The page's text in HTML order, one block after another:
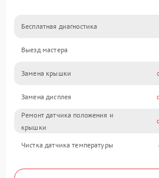
Бесплатная диагностика
Выезд мастера
Замена крышки
Замена дисплея
Ремонт датчика положения и
крышки
Чистка датчика температуры